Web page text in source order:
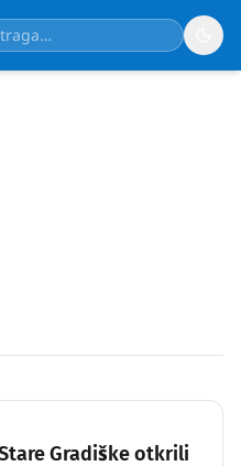
Stare Gradiške otkrili